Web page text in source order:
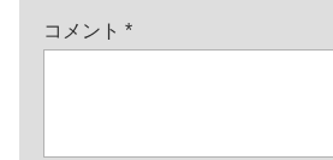
コメント *